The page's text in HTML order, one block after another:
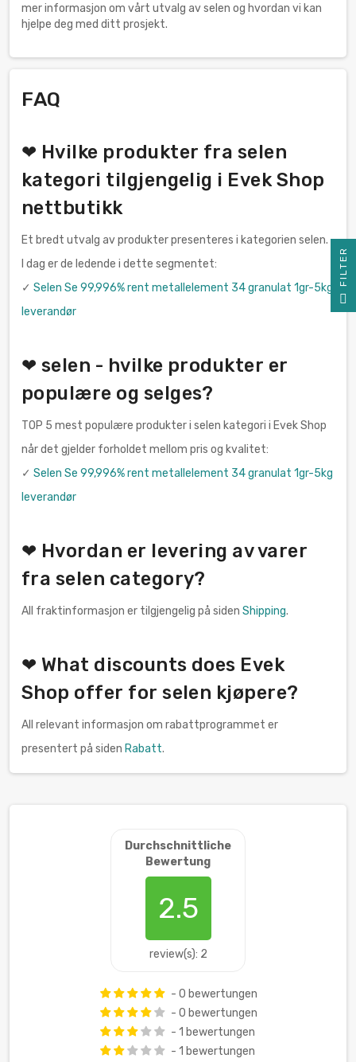
mer informasjon om vårt utvalg av selen og hvordan vi kan
hjelpe deg med ditt prosjekt.
FAQ
❤ Hvilke produkter fra selen
kategori tilgjengelig i Evek Shop
nettbutikk
Et bredt utvalg av produkter presenteres i kategorien selen.
I dag er de ledende i dette segmentet:
✓ Selen Se 99,996% rent metallelement 34 granulat 1gr-5kg
leverandør
❤ selen - hvilke produkter er
populære og selges?
TOP 5 mest populære produkter i selen kategori i Evek Shop
når det gjelder forholdet mellom pris og kvalitet:
✓ Selen Se 99,996% rent metallelement 34 granulat 1gr-5kg
leverandør
❤ Hvordan er levering av varer
fra selen category?
All fraktinformasjon er tilgjengelig på siden Shipping.
❤ What discounts does Evek
Shop offer for selen kjøpere?
All relevant informasjon om rabattprogrammet er
presentert på siden Rabatt.
Durchschnittliche
Bewertung
2.5
review(s): 2
- 0 bewertungen
- 0 bewertungen
- 1 bewertungen
- 1 bewertungen
R